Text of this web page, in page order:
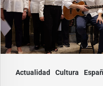
Actualidad Cultura
nace
la
Coral
Fernando
Rielo